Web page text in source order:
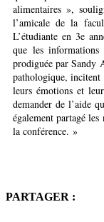
alimentaires »,
l’amicale de la
L’étudiante en 3e
que les
prodiguée par Sandy
pathologique,
leurs émotions et
demander de l’aide
également partagé
la conférence. »
PARTAGER :